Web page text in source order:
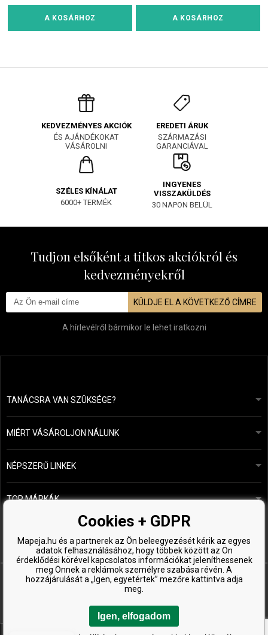
A KOSÁRHOZ A KOSÁRHOZ
KEDVEZMÉNYES AKCIÓK
ÉS AJÁNDÉKOKAT
VÁSÁROLNI
EREDETI ÁRUK
SZÁRMAZÁSI
GARANCIÁVAL
SZÉLES KÍNÁLAT
6000+ TERMÉK
INGYENES
VISSZAKÜLDÉS
30 NAPON BELÜL
Tudjon elsőként a titkos akciókról és
kedvezményekről
KÜLDJE EL A KÖVETKEZŐ CÍMRE
A hírlevélről bármikor le lehet iratkozni
TANÁCSRA VAN SZÜKSÉGE?info@mapeja.hu
24 órán belül válaszolunk.
MIÉRT VÁSÁROLJON NÁLUNK
Általános szerződési feltételek (ÁSZF)
Személyes adatok védelme
Fizetési és szállítási áttekintés
Áru visszaküldése
NÉPSZERŰ LINKEK
A mi történetünk
TOP MÁRKÁK
Kérastase
O&M
Paul Mitchell
Wella Professionals
Zenz Organic
Cookies + GDPR
Mapeja.hu és a partnerek az Ön beleegyezését kérik az egyes
adatok felhasználásához, hogy többek között az Ön
érdeklődési körével kapcsolatos információkat jeleníthessenek
meg Önnek a reklámok személyre szabása révén. A
hozzájárulását a „Igen, egyetértek” mezőre kattintva adja
meg.
Igen, elfogadom